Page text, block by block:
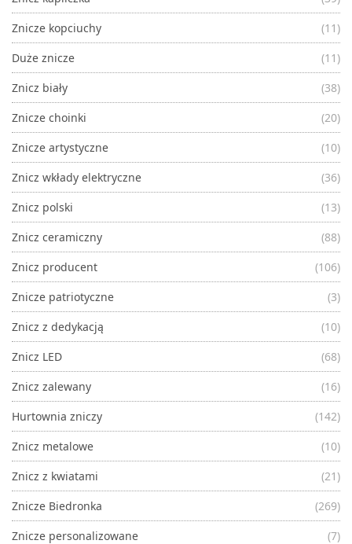
Znicze kopciuchy
(11)
Duże znicze
(11)
Znicz biały
(38)
Znicze choinki
(20)
Znicze artystyczne
(10)
Znicz wkłady elektryczne
(36)
Znicz polski
(13)
Znicz ceramiczny
(88)
Znicz producent
(106)
Znicze patriotyczne
(3)
Znicz z dedykacją
(10)
Znicz LED
(68)
Znicz zalewany
(16)
Hurtownia zniczy
(142)
Znicz metalowe
(10)
Znicz z kwiatami
(21)
Znicze Biedronka
(269)
Znicze personalizowane
(7)